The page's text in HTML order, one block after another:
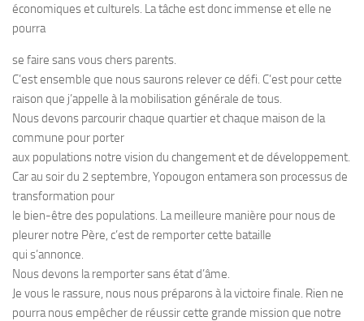
économiques et culturels. La tâche est donc immense et elle ne
pourra
se faire sans vous chers parents.
C’est ensemble que nous saurons relever ce défi. C’est pour cette
raison que j’appelle à la mobilisation générale de tous.
Nous devons parcourir chaque quartier et chaque maison de la
commune pour porter
aux populations notre vision du changement et de développement.
Car au soir du 2 septembre, Yopougon entamera son processus de
transformation pour
le bien-être des populations. La meilleure manière pour nous de
pleurer notre Père, c’est de remporter cette bataille
qui s’annonce.
Nous devons la remporter sans état d’âme.
Je vous le rassure, nous nous préparons à la victoire finale. Rien ne
pourra nous empêcher de réussir cette grande mission que notre